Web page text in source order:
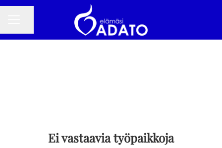
Ei vastaavia työpaikkoja